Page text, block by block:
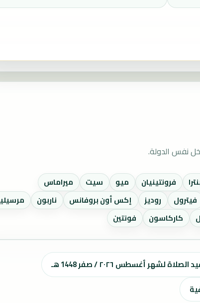
نفس الدولة.
فرونتينيان ميو سيت
ميراماس
فيترول روديز إكس أون بروفانس ناربون
مرسيليا
كاركاسون فونتين
لشهر أغسطس ٢٠٢٦ / صفر 1448 هـ